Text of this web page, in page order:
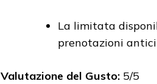
La limitata
prenotazioni
Valutazione del Gusto: 5/5